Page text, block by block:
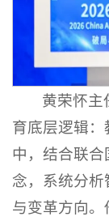
黄荣怀主
育底层逻辑：
中，结合联合
念，系统分
与变革方向